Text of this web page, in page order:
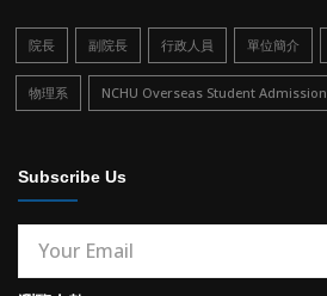
院長 副院長 行政人員 單位簡介
物理系 NCHU Overseas Student Admission
Subscribe Us